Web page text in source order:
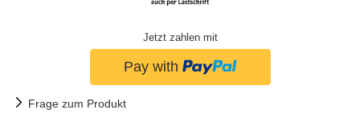
Jetzt zahlen mit
Frage zum Produkt